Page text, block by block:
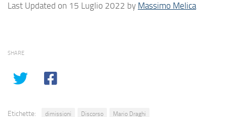
Last Updated on 15 Luglio 2022 by Massimo Melica
SHARE
Etichette: dimissioni Discorso Mario Draghi